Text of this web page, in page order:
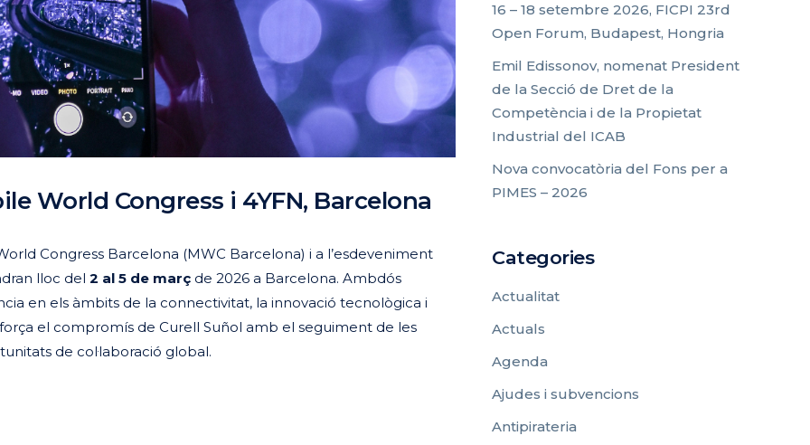
World Congress i 4YFN, Barcelona
Congress Barcelona (MWC Barcelona) i a l’esdeveniment
lloc del 2 al 5 de març de 2026 a Barcelona. Ambdós
en els àmbits de la connectivitat, la innovació tecnològica i
el compromís de Curell Suñol amb el seguiment de les
de col·laboració global.
16 – 18 setembre 2026, FICPI 23rd
Open Forum, Budapest, Hongria
Emil Edissonov, nomenat President
de la Secció de Dret de la
Competència i de la Propietat
Industrial del ICAB
Nova convocatòria del Fons per a
PIMES – 2026
Categories
Actualitat
Actuals
Agenda
Ajudes i subvencions
Antipirateria